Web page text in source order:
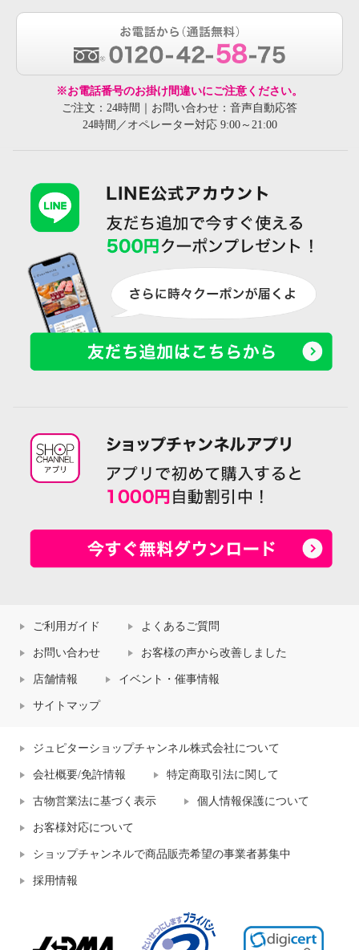
※お電話番号のお掛け間違いにご注意ください。
ご注文：24時間｜お問い合わせ：音声自動応答
24時間／オペレーター対応 9:00～21:00
ご利用ガイド よくあるご質問
お問い合わせ お客様の声から改善しました
店舗情報 イベント・催事情報
サイトマップ
ジュピターショップチャンネル株式会社について
会社概要/免許情報 特定商取引法に関して
古物営業法に基づく表示 個人情報保護について
お客様対応について
ショップチャンネルで商品販売希望の事業者募集中
採用情報